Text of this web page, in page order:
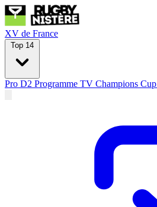
XV de France
Top 14
Pro D2 Programme TV Champions Cup